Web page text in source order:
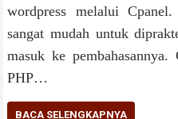
wordpress melalui
sangat mudah untuk
masuk ke
PHP…
BACA SELENGKAPNYA